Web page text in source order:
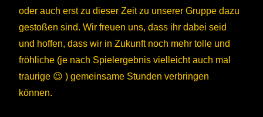
oder auch erst zu dieser Zeit zu unserer Gruppe dazu
gestoßen sind. Wir freuen uns, dass ihr dabei seid
und hoffen, dass wir in Zukunft noch mehr tolle und
fröhliche (je nach Spielergebnis vielleicht auch mal
traurige 😉 ) gemeinsame Stunden verbringen
können.